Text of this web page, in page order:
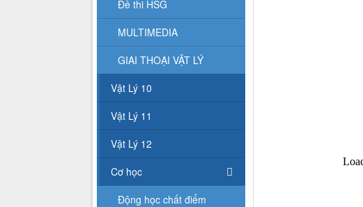
Đề thi HSG
MULTIMEDIA
GIAI THOẠI VẬT LÝ
Vật Lý 10
Vật Lý 11
Vật Lý 12
Cơ học
Động học chất điểm